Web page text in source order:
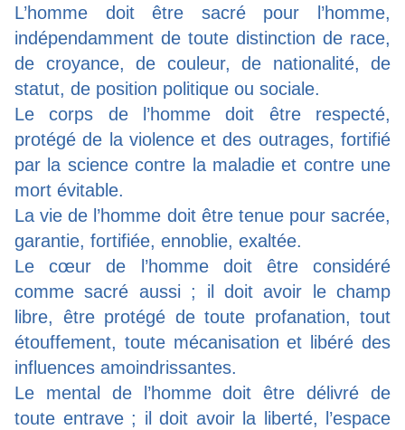
L’homme doit être sacré pour l’homme,
indépendamment de toute distinction de race,
de croyance, de couleur, de nationalité, de
statut, de position politique ou sociale.
Le corps de l’homme doit être respecté,
protégé de la violence et des outrages, fortifié
par la science contre la maladie et contre une
mort évitable.
La vie de l’homme doit être tenue pour sacrée,
garantie, fortifiée, ennoblie, exaltée.
Le cœur de l’homme doit être considéré
comme sacré aussi ; il doit avoir le champ
libre, être protégé de toute profanation, tout
étouffement, toute mécanisation et libéré des
influences amoindrissantes.
Le mental de l’homme doit être délivré de
toute entrave ; il doit avoir la liberté, l’espace